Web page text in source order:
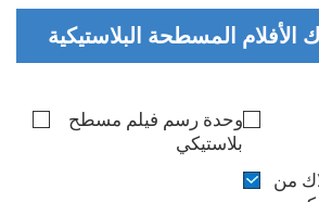
المسطحة البلاستيكية
وحدة رسم فيلم مسطح
بلاستيكي
من